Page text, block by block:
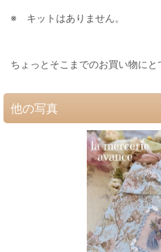
※ キットはありません。
ちょっとそこまでのお買い物に
他の写真